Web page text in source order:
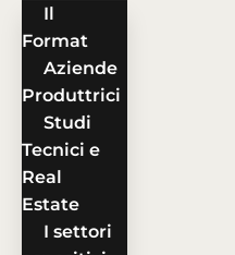
Il
Format
Aziende
Produttrici
Studi
Tecnici e
Real
Estate
I settori